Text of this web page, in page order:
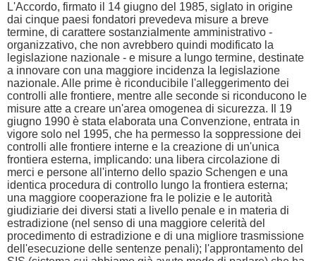
L'Accordo, firmato il 14 giugno del 1985, siglato in origine
dai cinque paesi fondatori prevedeva misure a breve
termine, di carattere sostanzialmente amministrativo -
organizzativo, che non avrebbero quindi modificato la
legislazione nazionale - e misure a lungo termine, destinate
a innovare con una maggiore incidenza la legislazione
nazionale. Alle prime è riconducibile l'alleggerimento dei
controlli alle frontiere, mentre alle seconde si riconducono le
misure atte a creare un'area omogenea di sicurezza. Il 19
giugno 1990 è stata elaborata una Convenzione, entrata in
vigore solo nel 1995, che ha permesso la soppressione dei
controlli alle frontiere interne e la creazione di un'unica
frontiera esterna, implicando: una libera circolazione di
merci e persone all'interno dello spazio Schengen e una
identica procedura di controllo lungo la frontiera esterna;
una maggiore cooperazione fra le polizie e le autorità
giudiziarie dei diversi stati a livello penale e in materia di
estradizione (nel senso di una maggiore celerità del
procedimento di estradizione e di una migliore trasmissione
dell'esecuzione delle sentenze penali); l'approntamento del